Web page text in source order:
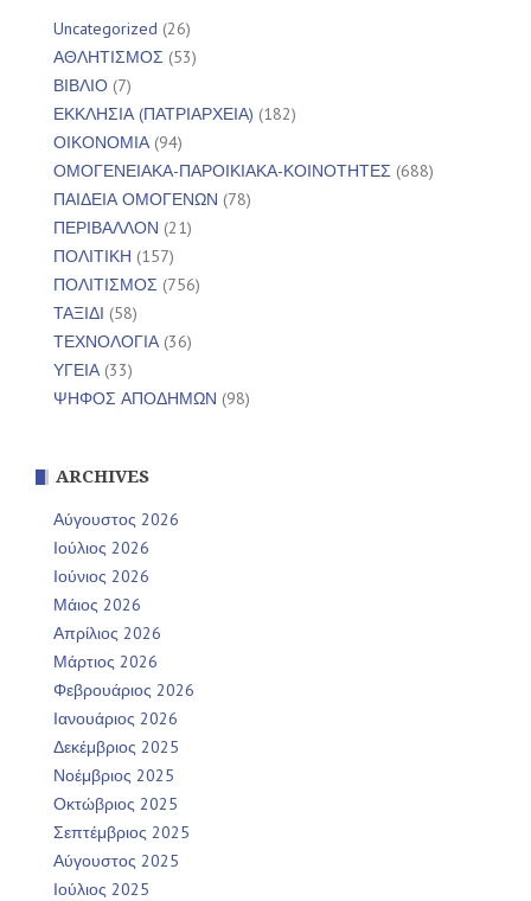
Uncategorized (26)
ΑΘΛΗΤΙΣΜΟΣ (53)
ΒΙΒΛΙΟ (7)
ΕΚΚΛΗΣΙΑ (ΠΑΤΡΙΑΡΧΕΙΑ) (182)
ΟΙΚΟΝΟΜΙΑ(94)
ΟΜΟΓΕΝΕΙΑΚΑ-ΠΑΡΟΙΚΙΑΚΑ-ΚΟΙΝΟΤΗΤΕΣ (688)
ΠΑΙΔΕΙΑ ΟΜΟΓΕΝΩΝ (78)
ΠΕΡΙΒΑΛΛΟΝ (21)
ΠΟΛΙΤΙΚΗ (157)
ΠΟΛΙΤΙΣΜΟΣ (756)
ΤΑΞΙΔΙ (58)
ΤΕΧΝΟΛΟΓΙΑ(36)
ΥΓΕΙΑ(33)
ΨΗΦΟΣ ΑΠΟΔΗΜΩΝ (98)
ARCHIVES
Αύγουστος 2026
Ιούλιος 2026
Ιούνιος 2026
Μάιος 2026
Απρίλιος 2026
Μάρτιος 2026
Φεβρουάριος 2026
Ιανουάριος 2026
Δεκέμβριος 2025
Νοέμβριος 2025
Οκτώβριος 2025
Σεπτέμβριος 2025
Αύγουστος 2025
Ιούλιος 2025